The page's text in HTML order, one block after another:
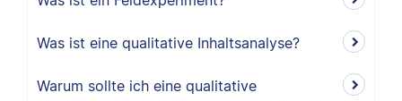
Was ist eine qualitative Inhaltsanalyse?
Warum sollte ich eine qualitative